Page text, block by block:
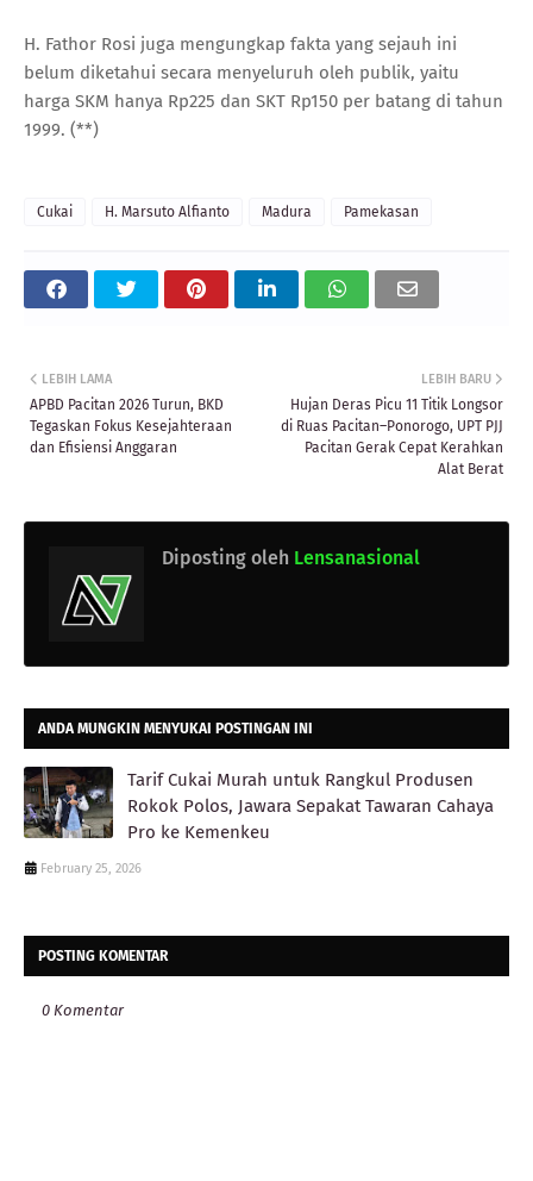
H. Fathor Rosi juga mengungkap fakta yang sejauh ini
belum diketahui secara menyeluruh oleh publik, yaitu
harga SKM hanya Rp225 dan SKT Rp150 per batang di tahun
1999. (**)
Cukai H. Marsuto Alfianto Madura Pamekasan
LEBIH BARU
Hujan Deras Picu 11 Titik Longsor
di Ruas Pacitan–Ponorogo, UPT PJJ
Pacitan Gerak Cepat Kerahkan
Alat Berat
LEBIH LAMA
APBD Pacitan 2026 Turun, BKD
Tegaskan Fokus Kesejahteraan
dan Efisiensi Anggaran
Diposting oleh Lensanasional
ANDA MUNGKIN MENYUKAI POSTINGAN INI
Tarif Cukai Murah untuk Rangkul Produsen
Rokok Polos, Jawara Sepakat Tawaran Cahaya
Pro ke Kemenkeu
February 25, 2026
POSTING KOMENTAR
0 Komentar